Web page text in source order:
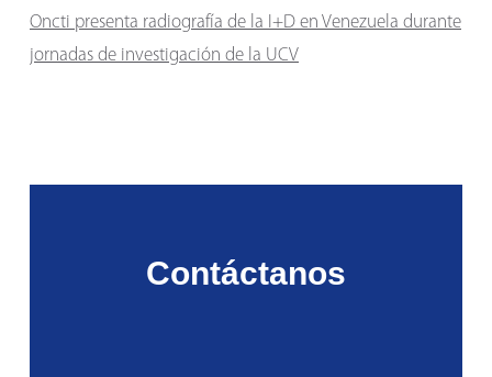
Oncti presenta radiografía de la I+D en Venezuela durante
jornadas de investigación de la UCV
Contáctanos